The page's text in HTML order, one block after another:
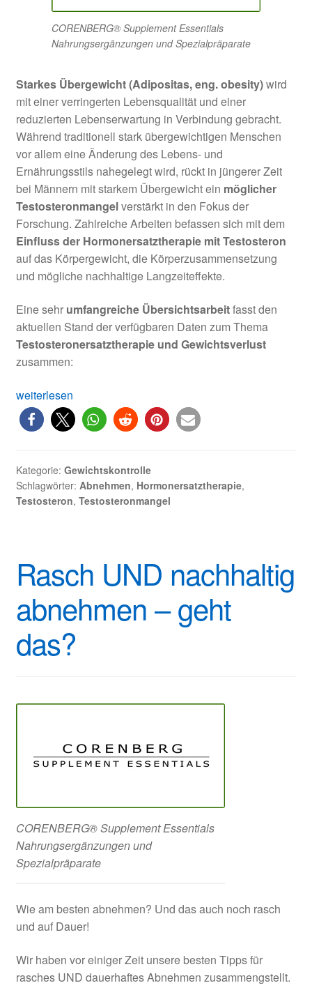
CORENBERG® Supplement Essentials
Nahrungsergänzungen und Spezialpräparate
Starkes Übergewicht (Adipositas, eng. obesity)wird
mit einer verringerten Lebensqualität und einer
reduzierten Lebenserwartung in Verbindung gebracht.
Während traditionell stark übergewichtigen Menschen
vor allem eine Änderung des Lebens- und
Ernährungsstils nahegelegt wird, rückt in jüngerer Zeit
bei Männern mit starkem Übergewicht ein möglicher
Testosteronmangelverstärkt in den Fokus der
Forschung. Zahlreiche Arbeiten befassen sich mit dem
Einfluss der Hormonersatztherapie mit Testosteron
auf das Körpergewicht, die Körperzusammensetzung
und mögliche nachhaltige Langzeiteffekte.
Eine sehr umfangreiche Übersichtsarbeitfasst den
aktuellen Stand der verfügbaren Daten zum Thema
Testosteronersatztherapie und Gewichtsverlust
zusammen:
Testosteron
und
Übergewicht
Mann
weiterlesen
Kategorie: Gewichtskontrolle
Schlagwörter: Abnehmen, Hormonersatztherapie,
Testosteron, Testosteronmangel
Rasch UND nachhaltig
abnehmen – geht
das?
CORENBERG® Supplement Essentials
Nahrungsergänzungen und
Spezialpräparate
Wie am besten abnehmen? Und das auch noch rasch
und auf Dauer!
Wir haben vor einiger Zeit unsere besten Tipps für
rasches UND dauerhaftes Abnehmen zusammengstellt.